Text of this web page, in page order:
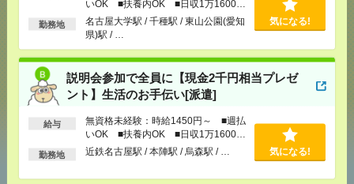
いOK ■扶養内OK ■日収1万1600円
以上
勤務地
名古屋大学駅 / 千種駅 / 東山公園(愛知
県)駅 / …
気になる!
説明会参加で全員に【現金2千円相当プレゼ
ント】生活のお手伝い[派遣]
給与
無資格未経験：時給1450円～ ■週払
いOK ■扶養内OK ■日収1万1600円
以上
勤務地 近鉄名古屋駅 / 本陣駅 / 烏森駅 / … 気になる!
気になる！
メールで送る LINEで送る